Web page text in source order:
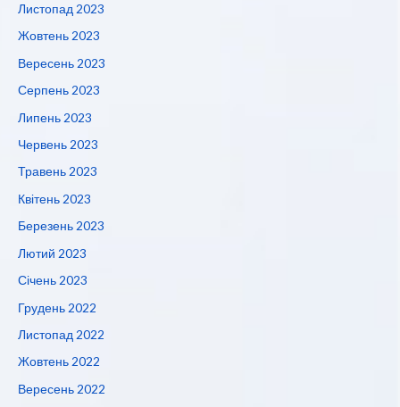
Листопад 2023
Жовтень 2023
Вересень 2023
Серпень 2023
Липень 2023
Червень 2023
Травень 2023
Квітень 2023
Березень 2023
Лютий 2023
Січень 2023
Грудень 2022
Листопад 2022
Жовтень 2022
Вересень 2022